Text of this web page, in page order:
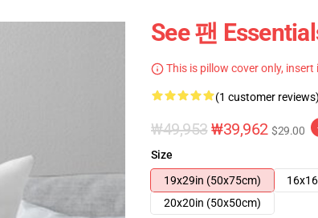
See 팬
This is pillow cover only,
(1 customer
₩49,953 ₩39,962 $29.00
Size
19x29in (50x75cm)
20x20in (50x50cm)